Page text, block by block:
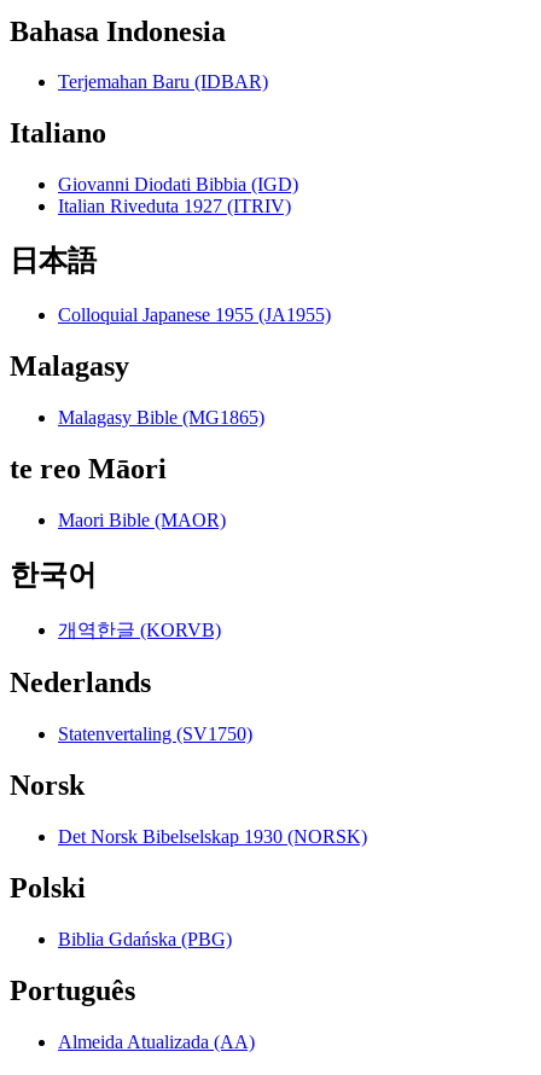
Bahasa Indonesia
Terjemahan Baru (IDBAR)
Italiano
Giovanni Diodati Bibbia (IGD)
Italian Riveduta 1927 (ITRIV)
日本語
Colloquial Japanese 1955 (JA1955)
Malagasy
Malagasy Bible (MG1865)
te reo Māori
Maori Bible (MAOR)
한국어
개역한글 (KORVB)
Nederlands
Statenvertaling (SV1750)
Norsk
Det Norsk Bibelselskap 1930 (NORSK)
Polski
Biblia Gdańska (PBG)
Português
Almeida Atualizada (AA)